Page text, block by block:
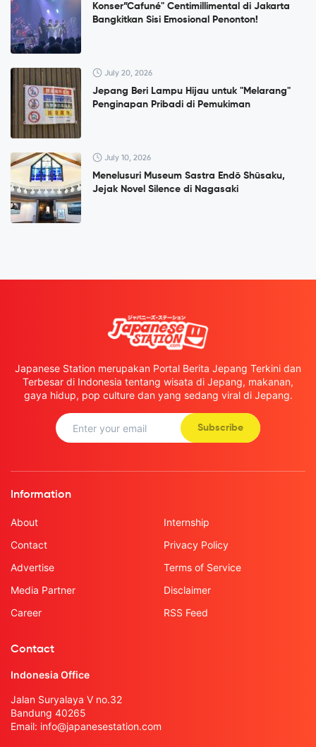
Konser”Cafuné" Centimillimental di Jakarta
Bangkitkan Sisi Emosional Penonton!
July 20, 2026
Jepang Beri Lampu Hijau untuk "Melarang"
Penginapan Pribadi di Pemukiman
July 10, 2026
Menelusuri Museum Sastra Endō Shūsaku,
Jejak Novel Silence di Nagasaki
Japanese Station merupakan Portal Berita Jepang Terkini dan
Terbesar di Indonesia tentang wisata di Jepang, makanan,
gaya hidup, pop culture dan yang sedang viral di Jepang.
Subscribe
Information
About
Contact
Advertise
Media Partner
Career
Internship
Privacy Policy
Terms of Service
Disclaimer
RSS Feed
Contact
Indonesia Office
Jalan Suryalaya V no.32
Bandung 40265
Email: info@japanesestation.com